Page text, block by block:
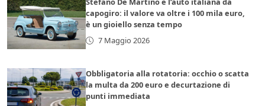
capogiro: il valore va oltre i 100 mila euro,
è un gioiello senza tempo
7 Maggio 2026
Obbligatoria alla rotatoria: occhio o scatta
la multa da 200 euro e decurtazione di
punti immediata